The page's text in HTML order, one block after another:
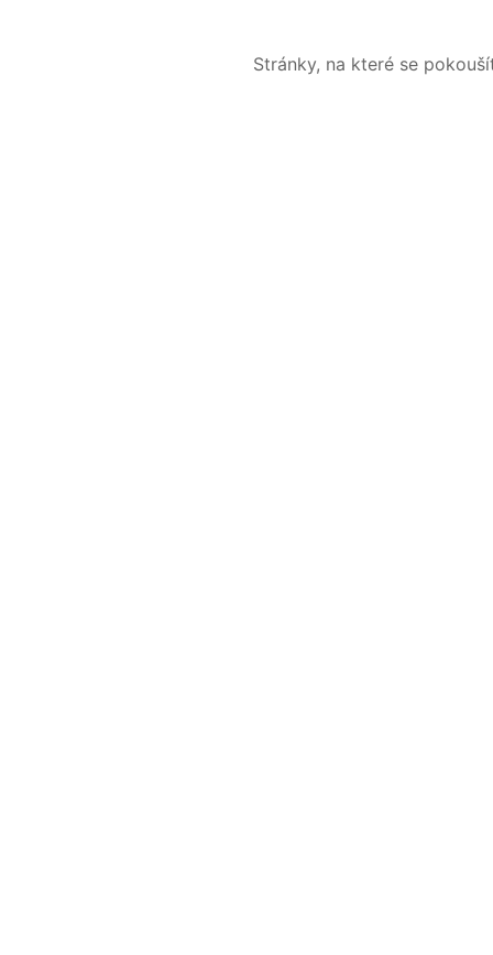
Stránky, na které se